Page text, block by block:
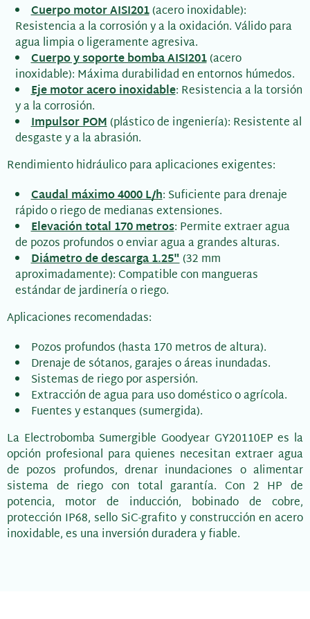
Cuerpo motor AISI201(acero inoxidable):
Resistencia a la corrosión y a la oxidación. Válido para
agua limpia o ligeramente agresiva.
Cuerpo y soporte bomba AISI201(acero
inoxidable): Máxima durabilidad en entornos húmedos.
Eje motor acero inoxidable: Resistencia a la torsión
y a la corrosión.
Impulsor POM(plástico de ingeniería): Resistente al
desgaste y a la abrasión.
Rendimiento hidráulico para aplicaciones exigentes:
Caudal máximo 4000 L/h: Suficiente para drenaje
rápido o riego de medianas extensiones.
Elevación total 170 metros: Permite extraer agua
de pozos profundos o enviar agua a grandes alturas.
Diámetro de descarga 1.25"(32 mm
aproximadamente): Compatible con mangueras
estándar de jardinería o riego.
Aplicaciones recomendadas:
Pozos profundos (hasta 170 metros de altura).
Drenaje de sótanos, garajes o áreas inundadas.
Sistemas de riego por aspersión.
Extracción de agua para uso doméstico o agrícola.
Fuentes y estanques (sumergida).
La Electrobomba Sumergible Goodyear GY20110EP es la
opción profesional para quienes necesitan extraer agua
de pozos profundos, drenar inundaciones o alimentar
sistema de riego con total garantía. Con 2 HP de
potencia, motor de inducción, bobinado de cobre,
protección IP68, sello SiC-grafito y construcción en acero
inoxidable, es una inversión duradera y fiable.